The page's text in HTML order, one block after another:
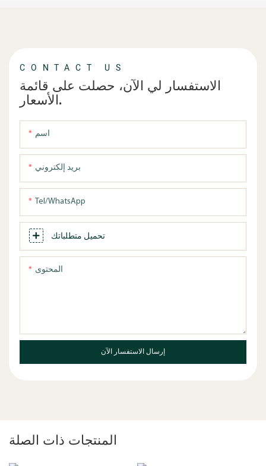
CONTACT US
الاستفسار لي الآن، حصلت على قائمة
الأسعار.
اسم
بريد إلكتروني
Tel/WhatsApp
تحميل متطلباتك
المحتوى
إرسال الاستفسار الآن
المنتجات ذات الصلة